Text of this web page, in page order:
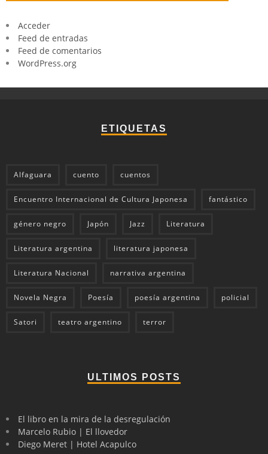
Acceder
Feed de entradas
Feed de comentarios
WordPress.org
ETIQUETAS
Alfaguara cuento cuentos
Encuentro Internacional de Cultura Japonesa fantástico
género negro Japón Jazz Literatura
Literatura argentina literatura japonesa
Literatura Nacional narrativa argentina
Novela Negra Poesía poesía argentina policial
Satori teatro argentino terror
ULTIMOS POSTS
El libro en la mira de la desregulación
Marcelo Rubio | El llovedor
Diego Meret | Hotel Acapulco